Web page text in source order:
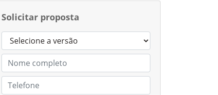
Solicitar proposta